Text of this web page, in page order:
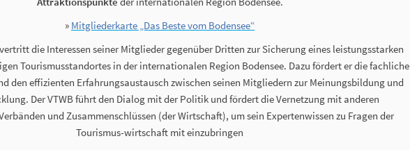
» Mitgliederkarte „Das Beste vom Bodensee“
vertritt die Interessen seiner Mitglieder gegenüber Dritten zur Sicherung eines leistungsstarken
Tourismusstandortes in der internationalen Region Bodensee. Dazu fördert er die fachliche
den effizienten Erfahrungsaustausch zwischen seinen Mitgliedern zur Meinungsbildung und
Der VTWB führt den Dialog mit der Politik und fördert die Vernetzung mit anderen
und Zusammenschlüssen (der Wirtschaft), um sein Expertenwissen zu Fragen der
Tourismus-wirtschaft mit einzubringen